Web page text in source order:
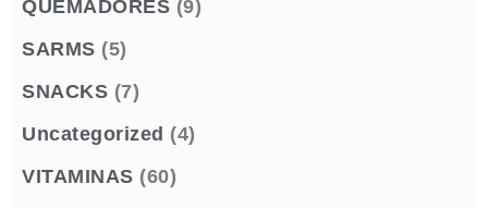
QUEMADORES (9)
SARMS (5)
SNACKS (7)
Uncategorized (4)
VITAMINAS (60)